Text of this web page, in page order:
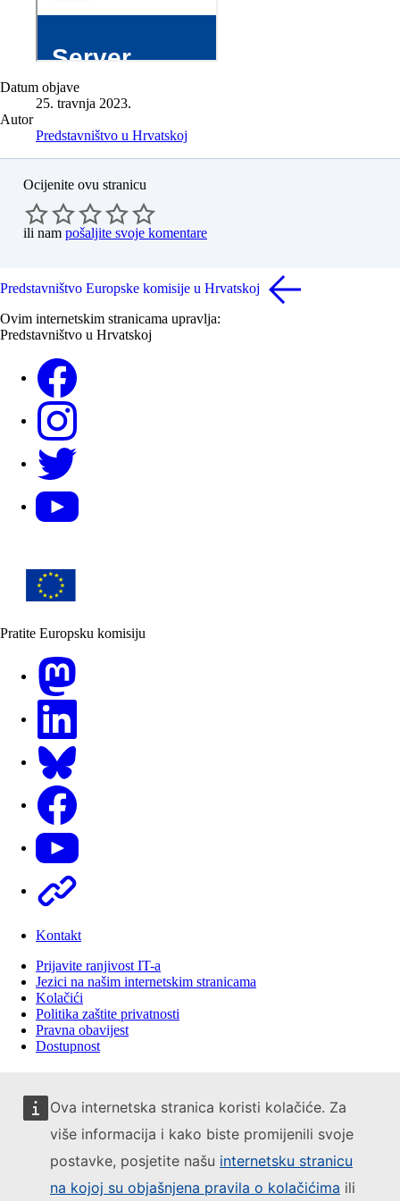
Ova internetska stranica koristi kolačiće. Za
više informacija i kako biste promijenili svoje
postavke, posjetite našu internetsku stranicu
na kojoj su objašnjena pravila o kolačićima ili
Datum objave
25. travnja 2023.
Autor
Predstavništvo u Hrvatskoj
Ocijenite ovu stranicu
ili nam pošaljite svoje komentare
Predstavništvo Europske komisije u Hrvatskoj
Ovim internetskim stranicama upravlja:
Predstavništvo u Hrvatskoj
Pratite Europsku komisiju
Kontakt
Prijavite ranjivost IT-a
Jezici na našim internetskim stranicama
Kolačići
Politika zaštite privatnosti
Pravna obavijest
Dostupnost